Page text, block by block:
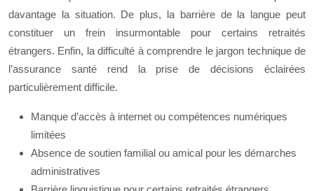
davantage la situation. De plus, la barrière de la langue peut
constituer un frein insurmontable pour certains retraités
étrangers. Enfin, la difficulté à comprendre le jargon technique de
l’assurance santé rend la prise de décisions éclairées
particulièrement difficile.
Manque d’accès à internet ou compétences numériques
limitées
Absence de soutien familial ou amical pour les démarches
administratives